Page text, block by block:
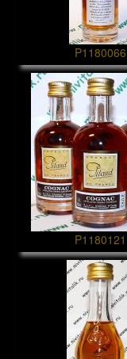
P1180066
P1180121